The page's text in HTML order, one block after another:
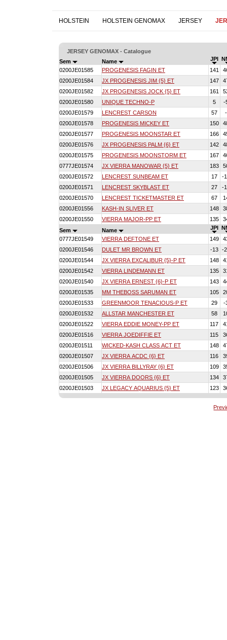
HOLSTEIN HOLSTEIN GENOMAX JERSEY
JERSEY GENOMAX - Catalogue
Sem
Name JPI
0200JE01585
PROGENESIS FAGIN ET 141
0200JE01584
JX PROGENESIS JIM {5} ET 147
0200JE01582
JX PROGENESIS JOCK {5} ET 161
0200JE01580
UNIQUE TECHNO-P 5
-
0200JE01579
LENCREST CARSON 57
0200JE01578
PROGENESIS MICKEY ET 150
0200JE01577
PROGENESIS MOONSTAR ET 166
0200JE01576
JX PROGENESIS PALM {6} ET 142
0200JE01575
PROGENESIS MOONSTORM ET 167
0777JE01574
JX VIERRA MANOWAR {5} ET 183
0200JE01572
LENCREST SUNBEAM ET 17
-
0200JE01571
LENCREST SKYBLAST ET 27
-
0200JE01570
LENCREST TICKETMASTER ET 67
0200JE01556
KASH-IN SLIVER ET 148
0200JE01550
VIERRA MAJOR-PP ET 135
Sem
Name JPI
0777JE01549
VIERRA DEFTONE ET 149
0200JE01546
DULET MR BROWN ET -13 -
0200JE01544
JX VIERRA EXCALIBUR {5}-P ET 148
0200JE01542
VIERRA LINDEMANN ET 135
0200JE01540
JX VIERRA ERNEST {6}-P ET 143
0200JE01535
MM THEBOSS SARUMAN ET 105
0200JE01533
GREENMOOR TENACIOUS-P ET 29
-
0200JE01532
ALLSTAR MANCHESTER ET 58
0200JE01522
VIERRA EDDIE MONEY-PP ET 117
0200JE01516
VIERRA JOEDIFFIE ET 115
0200JE01511
WICKED-KASH CLASS ACT ET 148
0200JE01507
JX VIERRA ACDC {6} ET 116
0200JE01506
JX VIERRA BILLYRAY {6} ET 109
0200JE01505
JX VIERRA DOORS {6} ET 134
0200JE01503
JX LEGACY AQUARIUS {5} ET 123